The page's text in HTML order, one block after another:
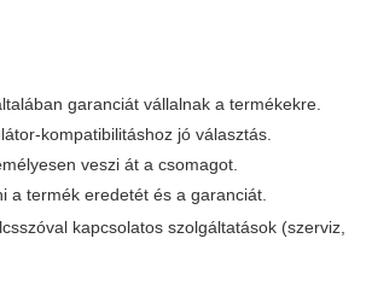
garanciát vállalnak a termékekre.
kompatibilitáshoz jó választás.
veszi át a csomagot.
termék eredetét és a garanciát.
kapcsolatos szolgáltatások (szerviz,